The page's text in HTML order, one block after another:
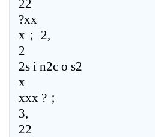
22
?xx
x； 2,
2
2s i n2c o s2
x
xxx ?；
3,
22